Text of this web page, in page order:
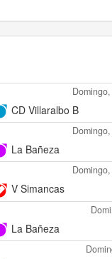
CD Villaralbo B
La Bañeza
V Simancas
La Bañeza